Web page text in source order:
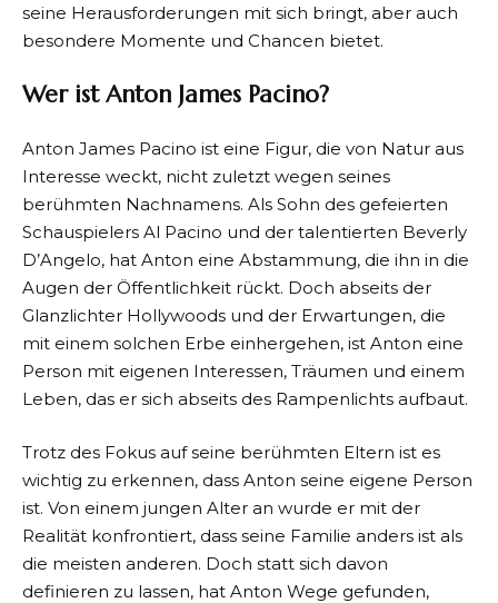
seine Herausforderungen mit sich bringt, aber auch
besondere Momente und Chancen bietet.
Wer ist Anton James Pacino?
Anton James Pacino ist eine Figur, die von Natur aus
Interesse weckt, nicht zuletzt wegen seines
berühmten Nachnamens. Als Sohn des gefeierten
Schauspielers Al Pacino und der talentierten Beverly
D’Angelo, hat Anton eine Abstammung, die ihn in die
Augen der Öffentlichkeit rückt. Doch abseits der
Glanzlichter Hollywoods und der Erwartungen, die
mit einem solchen Erbe einhergehen, ist Anton eine
Person mit eigenen Interessen, Träumen und einem
Leben, das er sich abseits des Rampenlichts aufbaut.
Trotz des Fokus auf seine berühmten Eltern ist es
wichtig zu erkennen, dass Anton seine eigene Person
ist. Von einem jungen Alter an wurde er mit der
Realität konfrontiert, dass seine Familie anders ist als
die meisten anderen. Doch statt sich davon
definieren zu lassen, hat Anton Wege gefunden,